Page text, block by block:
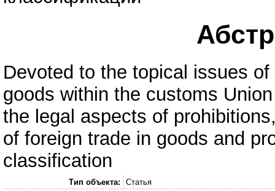
Devoted to the topical issues
goods within the customs
the legal aspects of
of foreign trade in goods and
classification
Тип объекта:
Статья